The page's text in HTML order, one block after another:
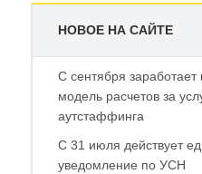
НОВОЕ НА САЙТЕ
С сентября заработает
модель расчетов за
аутстаффинга
С 31 июля действует
уведомление по УСН